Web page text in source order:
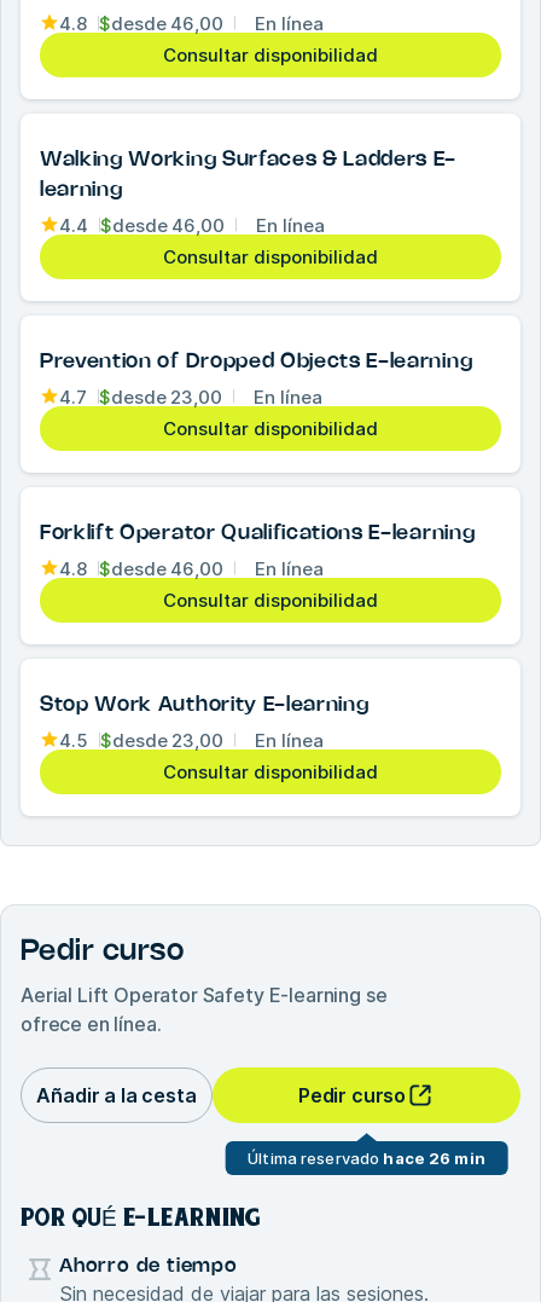
4.8 $desde 46,00
En línea
Consultar disponibilidad
Walking Working Surfaces & Ladders E-
learning
4.4 $desde 46,00
En línea
Consultar disponibilidad
Prevention of Dropped Objects E-learning
4.7 $desde 23,00
En línea
Consultar disponibilidad
Forklift Operator Qualifications E-learning
4.8 $desde 46,00
En línea
Consultar disponibilidad
Stop Work Authority E-learning
4.5 $desde 23,00
En línea
Consultar disponibilidad
Pedir curso
Aerial Lift Operator Safety E-learning se
ofrece en línea.
Añadir a la cesta Pedir curso
Última reservado hace 26 min
POR QUÉ E-LEARNING
Ahorro de tiempo
Sin necesidad de viajar para las sesiones.